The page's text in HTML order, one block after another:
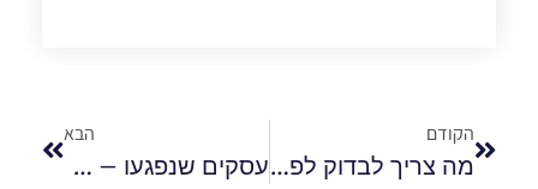
הקודם
מה צריך לבדוק לפני חזרה למבנה שנפגע?
הבא
עסקים שנפגעו – כך תקבלו סיוע כלכלי מיידי